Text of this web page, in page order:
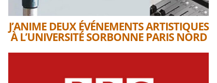
J’ANIME DEUX ÉVÉNEMENTS ARTISTIQUES
À L’UNIVERSITÉ SORBONNE PARIS NORD